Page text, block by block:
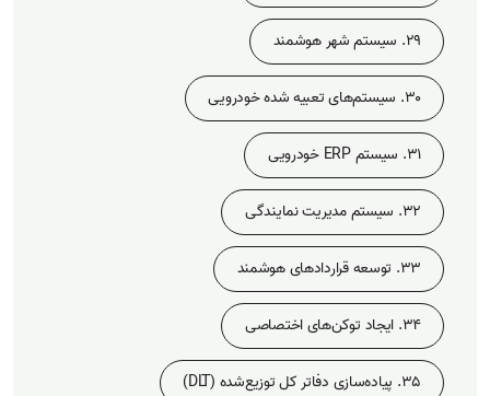
29. سیستم شهر هوشمند
30. سیستم‌های تعبیه شده خودرویی
31. سیستم ERP خودرویی
32. سیستم مدیریت نمایندگی
33. توسعه قراردادهای هوشمند
34. ایجاد توکن‌های اختصاصی
35. پیاده‌سازی دفاتر کل توزیع‌شده (DLT)